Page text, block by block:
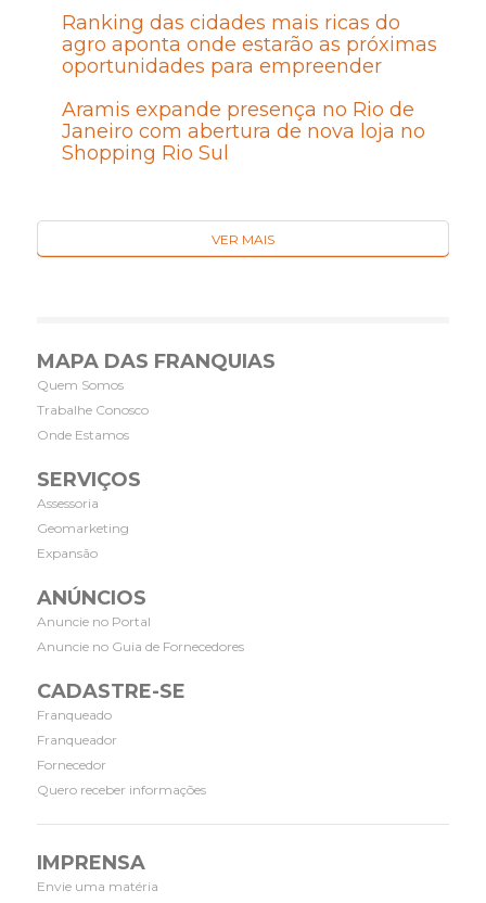
Ranking das cidades mais ricas do
agro aponta onde estarão as próximas
oportunidades para empreender
Aramis expande presença no Rio de
Janeiro com abertura de nova loja no
Shopping Rio Sul
VER MAIS
MAPA DAS FRANQUIAS
Quem Somos
Trabalhe Conosco
Onde Estamos
SERVIÇOS
Assessoria
Geomarketing
Expansão
ANÚNCIOS
Anuncie no Portal
Anuncie no Guia de Fornecedores
CADASTRE-SE
Franqueado
Franqueador
Fornecedor
Quero receber informações
IMPRENSA
Envie uma matéria